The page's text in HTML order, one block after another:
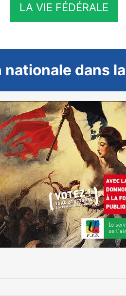
LA VIE FÉDÉRALE
nationale dans